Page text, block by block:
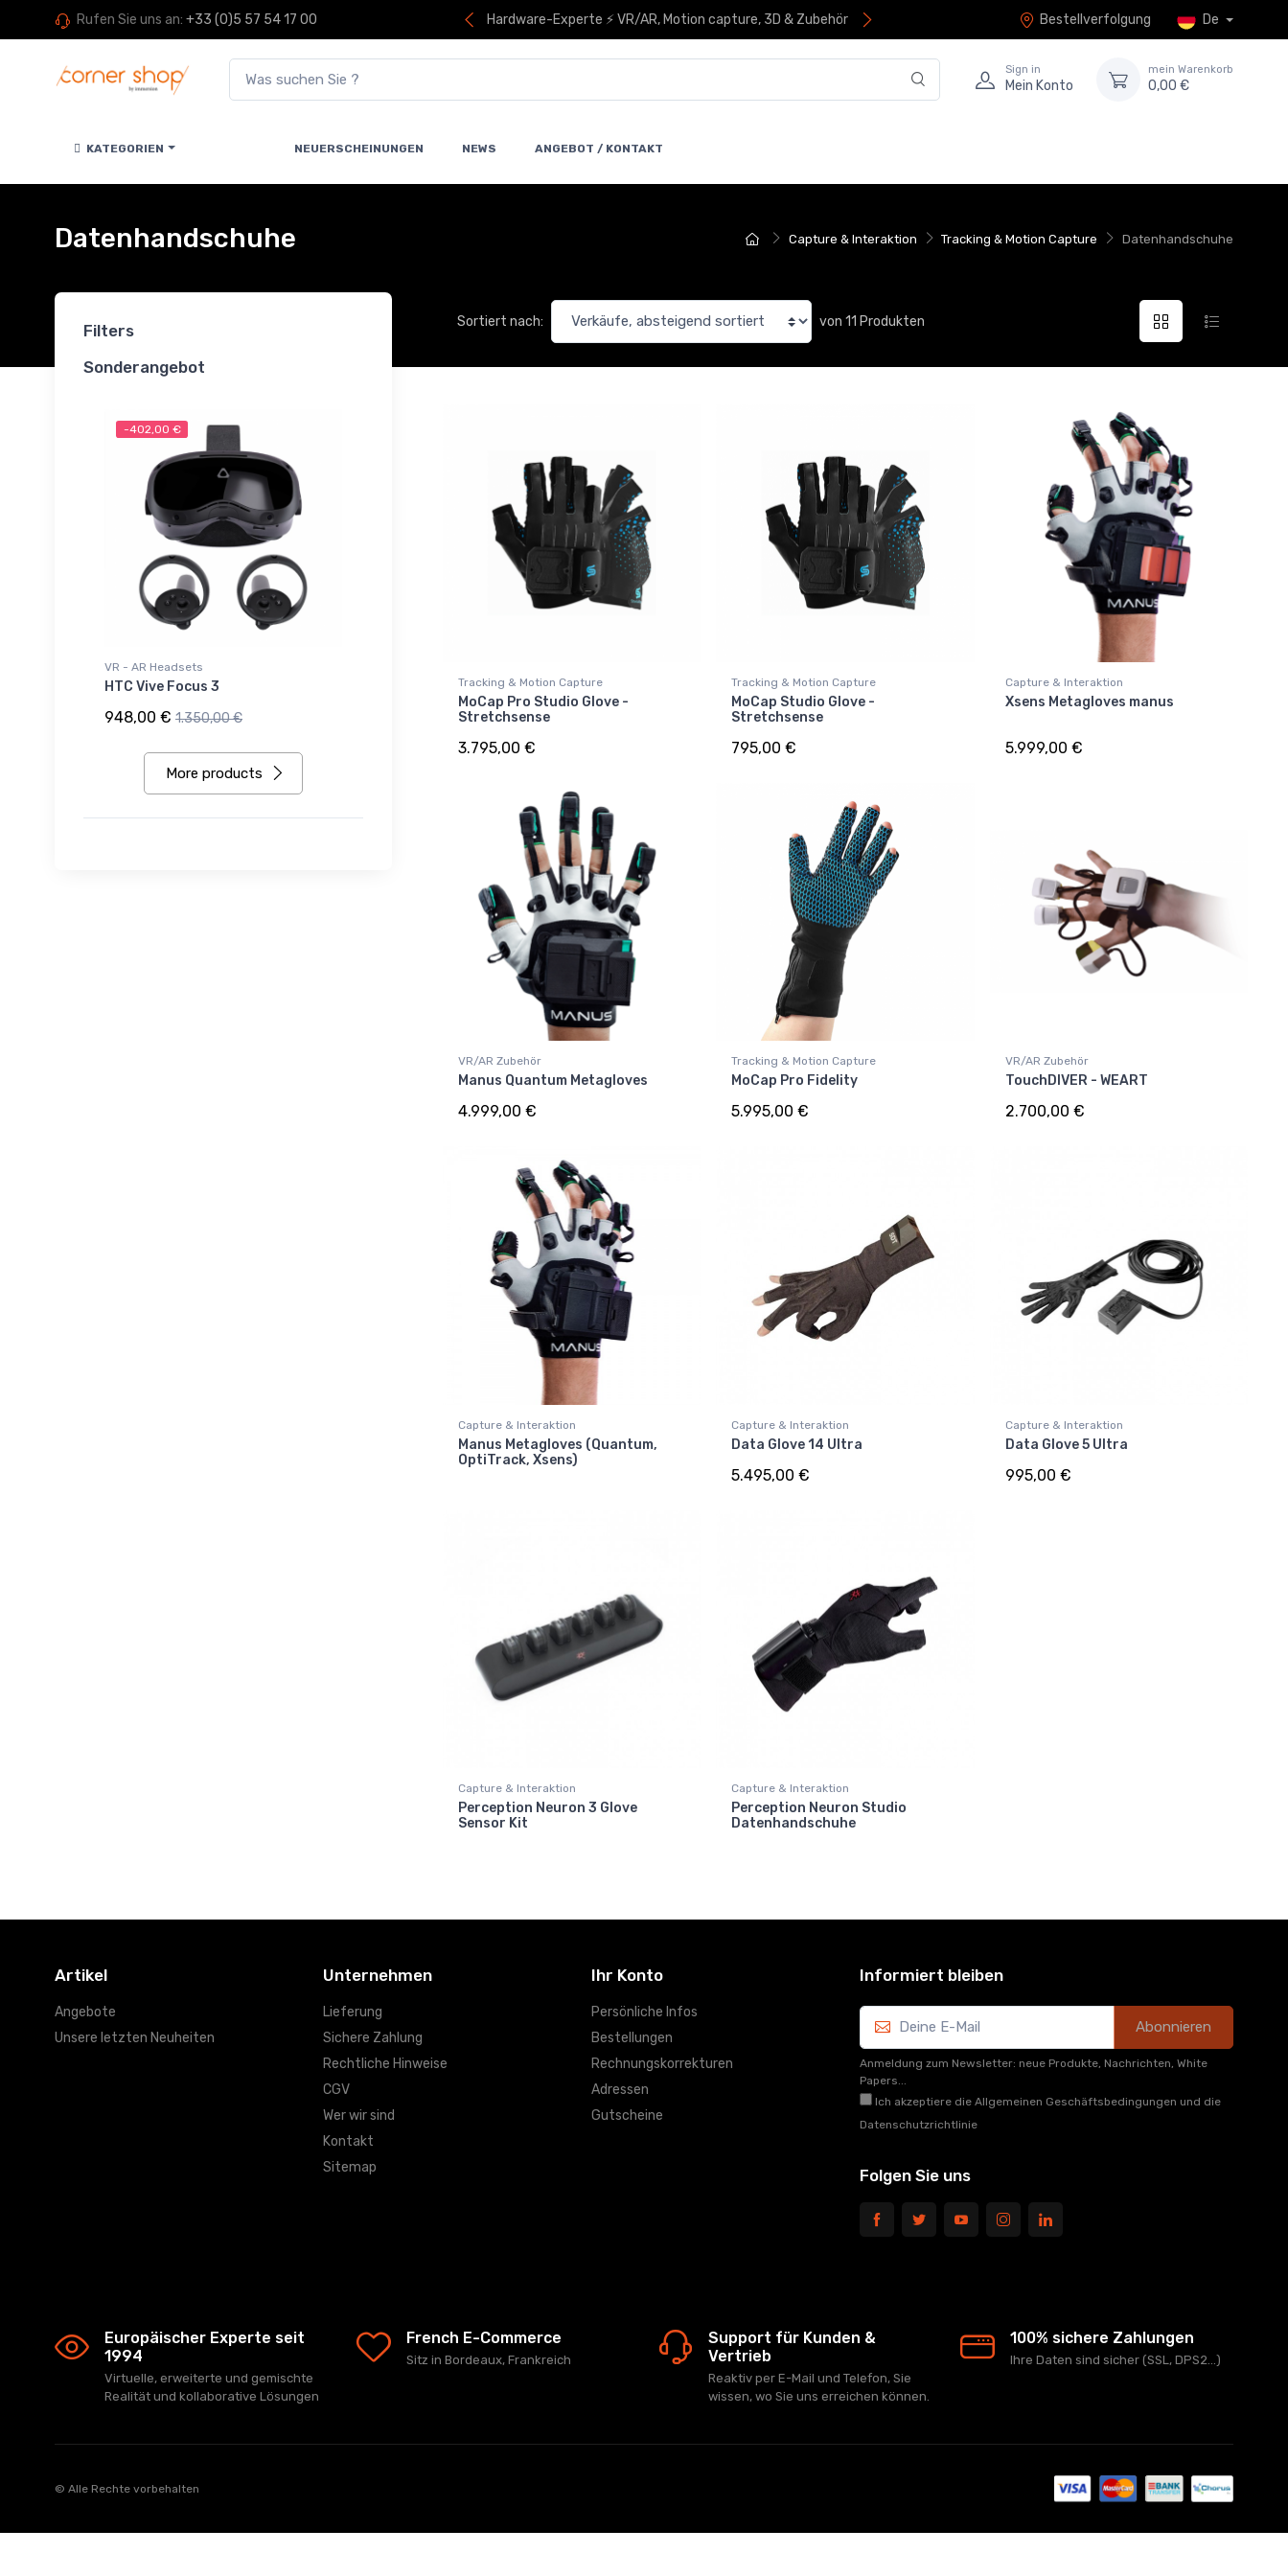
Rufen Sie uns an: +33 (0)5 57 54 17 00 Hardware-Experte ⚡ VR/AR, Motion capture, 3D & Zubehör Bestellverfolgung De
Sign in
Mein Konto
mein Warenkorb
0,00 €
KATEGORIEN NEUERSCHEINUNGEN NEWS ANGEBOT / KONTAKT
Capture & Interaktion Tracking & Motion Capture Datenhandschuhe
Datenhandschuhe
Filters
Sonderangebot
-402,00 €
VR - AR Headsets
HTC Vive Focus 3
948,00 € 1.350,00 €
More products
Sortiert nach: von 11 Produkten
Tracking & Motion Capture
MoCap Pro Studio Glove -
Stretchsense
3.795,00 €
Tracking & Motion Capture
MoCap Studio Glove -
Stretchsense
795,00 €
Capture & Interaktion
Xsens Metagloves manus
5.999,00 €
VR/AR Zubehör
Manus Quantum Metagloves
4.999,00 €
Tracking & Motion Capture
MoCap Pro Fidelity
5.995,00 €
VR/AR Zubehör
TouchDIVER - WEART
2.700,00 €
Capture & Interaktion
Manus Metagloves (Quantum,
OptiTrack, Xsens)
Capture & Interaktion
Data Glove 14 Ultra
5.495,00 €
Capture & Interaktion
Data Glove 5 Ultra
995,00 €
Capture & Interaktion
Perception Neuron 3 Glove
Sensor Kit
Capture & Interaktion
Perception Neuron Studio
Datenhandschuhe
Artikel
Angebote
Unsere letzten Neuheiten
Unternehmen
Lieferung
Sichere Zahlung
Rechtliche Hinweise
CGV
Wer wir sind
Kontakt
Sitemap
Ihr Konto
Persönliche Infos
Bestellungen
Rechnungskorrekturen
Adressen
Gutscheine
Informiert bleiben
Abonnieren
Anmeldung zum Newsletter: neue Produkte, Nachrichten, White
Papers...
Ich akzeptiere die Allgemeinen Geschäftsbedingungen und die
Datenschutzrichtlinie
Folgen Sie uns
Europäischer Experte seit
1994
Virtuelle, erweiterte und gemischte
Realität und kollaborative Lösungen
French E-Commerce
Sitz in Bordeaux, Frankreich
Support für Kunden &
Vertrieb
Reaktiv per E-Mail und Telefon, Sie
wissen, wo Sie uns erreichen können.
100% sichere Zahlungen
Ihre Daten sind sicher (SSL, DPS2...)
© Alle Rechte vorbehalten